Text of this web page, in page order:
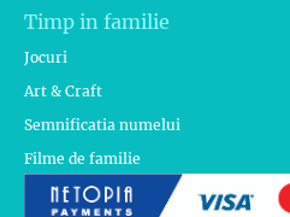
Timp in familie
Jocuri
Art & Craft
Semnificatia numelui
Filme de familie